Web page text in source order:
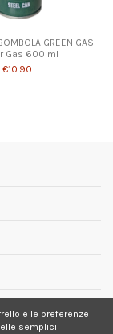
GREEN GAS
Gas 600 ml
€10.90
e le preferenze
semplici